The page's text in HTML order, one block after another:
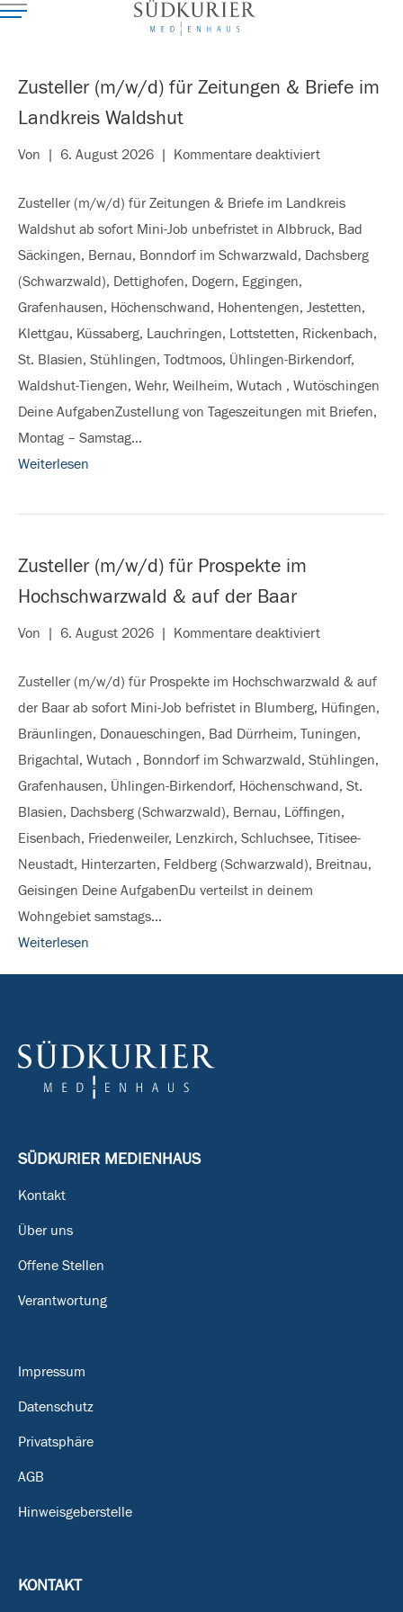
Zusteller (m/w/d) für Zeitungen & Briefe im
Landkreis Waldshut
Von | 6. August 2026 | Kommentare deaktiviertfür
(m/w/d)
für
Zeitungen
Briefe
im
Landkreis
Waldshut
Zusteller (m/w/d) für Zeitungen & Briefe im Landkreis
Waldshut ab sofort Mini-Job unbefristet in Albbruck, Bad
Säckingen, Bernau, Bonndorf im Schwarzwald, Dachsberg
(Schwarzwald), Dettighofen, Dogern, Eggingen,
Grafenhausen, Höchenschwand, Hohentengen, Jestetten,
Klettgau, Küssaberg, Lauchringen, Lottstetten, Rickenbach,
St. Blasien, Stühlingen, Todtmoos, Ühlingen-Birkendorf,
Waldshut-Tiengen, Wehr, Weilheim, Wutach , Wutöschingen
Deine AufgabenZustellung von Tageszeitungen mit Briefen,
Montag – Samstag…
Weiterlesen
Zusteller (m/w/d) für Prospekte im
Hochschwarzwald & auf der Baar
Von | 6. August 2026 | Kommentare deaktiviertfür
(m/w/d)
für
Prospekte
im
&
auf
der
Zusteller (m/w/d) für Prospekte im Hochschwarzwald & auf
der Baar ab sofort Mini-Job befristet in Blumberg, Hüfingen,
Bräunlingen, Donaueschingen, Bad Dürrheim, Tuningen,
Brigachtal, Wutach , Bonndorf im Schwarzwald, Stühlingen,
Grafenhausen, Ühlingen-Birkendorf, Höchenschwand, St.
Blasien, Dachsberg (Schwarzwald), Bernau, Löffingen,
Eisenbach, Friedenweiler, Lenzkirch, Schluchsee, Titisee-
Neustadt, Hinterzarten, Feldberg (Schwarzwald), Breitnau,
Geisingen Deine AufgabenDu verteilst in deinem
Wohngebiet samstags…
Weiterlesen
SÜDKURIER MEDIENHAUS
Kontakt
Über uns
Offene Stellen
Verantwortung
Impressum
Datenschutz
Privatsphäre
AGB
Hinweisgeberstelle
KONTAKT